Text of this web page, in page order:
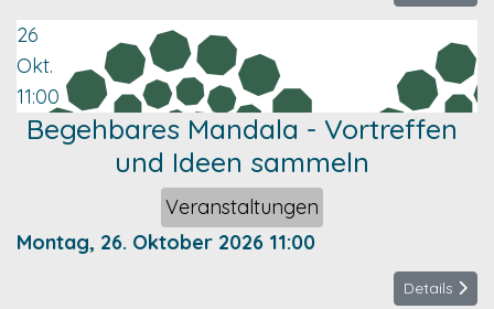
26
Okt.
11:00
Begehbares Mandala - Vortreffen
und Ideen sammeln
Veranstaltungen
Montag, 26. Oktober 2026 11:00
Details